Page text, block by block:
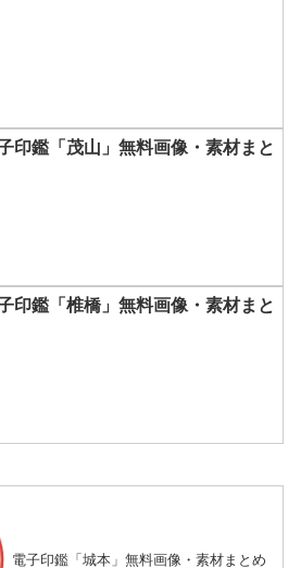
印鑑「茂山」無料画像・素材まと
印鑑「椎橋」無料画像・素材まと
電子印鑑「城本」無料画像・素材まとめ